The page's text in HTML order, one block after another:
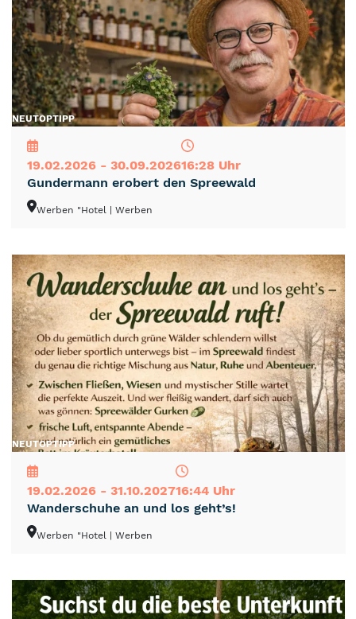
NEUTOPTIPP
19.02.2026 - 30.09.202616:28 Uhr
Gundermann erobert den Spreewald
Werben "Hotel | Werben
NEUTOPTIPP
19.02.2026 - 31.10.202716:44 Uhr
Wanderschuhe an und los geht’s!
Werben "Hotel | Werben